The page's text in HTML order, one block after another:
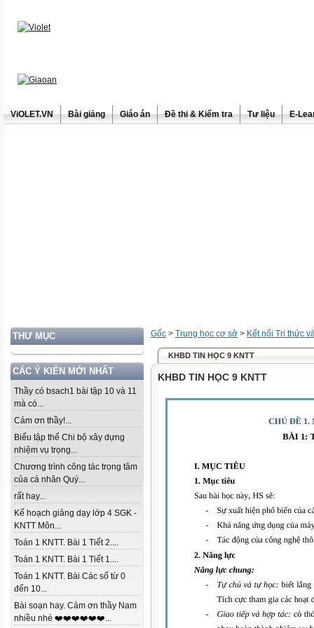
ViOLET.VN Bài giảng Giáo án Đề thi & Kiểm tra Tư liệu E-
THƯ MỤC
CÁC Ý KIẾN MỚI NHẤT
Thầy có bsach1 bài tập 10 và 11
mà có...
Cảm ơn thầy!...
Biểu tập thể Chi bộ xây dựng
nhiệm vụ trọng...
Chương trình công tác trọng tâm
của cá nhân Quý...
rất hay...
Kế hoạch giảng dạy lớp 4 SGK -
KNTT Môn...
Toán 1 KNTT. Bài 1 Tiết 2....
Toán 1 KNTT. Bài 1 Tiết 1....
Toán 1 KNTT. Bài Các số từ 0
đến 10...
Bài soạn hay. Cảm ơn thầy Nam
nhiều nhé ❤️❤️❤️❤️❤️❤️...
Gốc > Trung học cơ sở > Kết nối Tri thức
KHBD TIN HỌC 9 KNTT
KHBD TIN HỌC 9 KNTT